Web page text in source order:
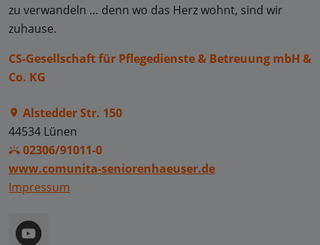
zu verwandeln … denn wo das Herz wohnt, sind wir
zuhause.
CS-Gesellschaft für Pflegedienste & Betreuung mbH &
Co. KG
Alstedder Str. 150
44534 Lünen
02306/91011-0
www.comunita-seniorenhaeuser.de
Impressum